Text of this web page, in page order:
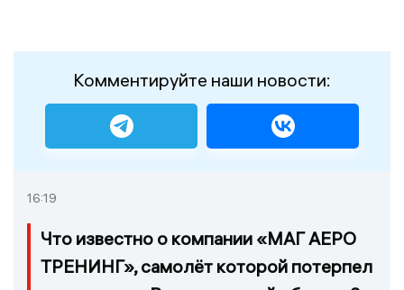
Комментируйте наши новости:
16:19
Что известно о компании «МАГ АЕРО
ТРЕНИНГ», самолёт которой потерпел